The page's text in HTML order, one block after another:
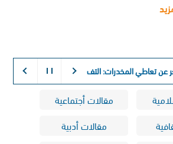
عن تعاطي المخدرات:
الجسم
مقالات أجتماعية
مقالات أدبية